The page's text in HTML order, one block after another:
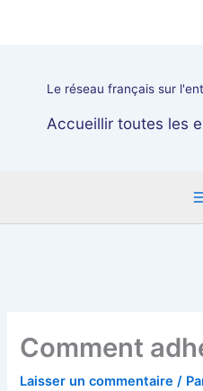
Le réseau français sur
Accueillir toutes les
Comment
Laisser un commentaire /